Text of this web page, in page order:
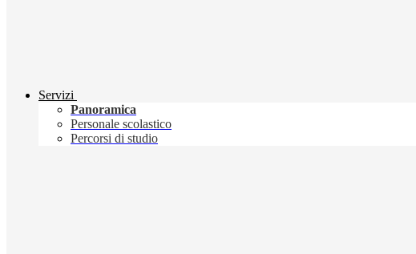
Servizi
Panoramica
Personale scolastico
Percorsi di studio